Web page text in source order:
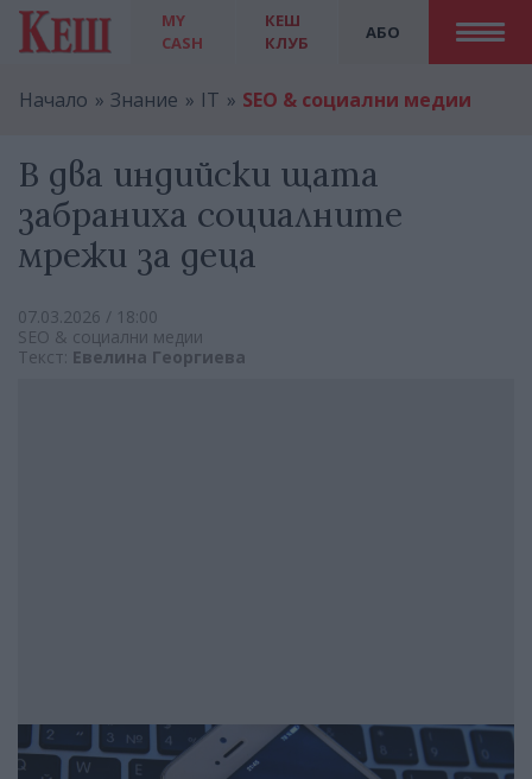
MY
CASH
АБО
КЕШ
КЛУБ
Начало Знание IT SEO & социални медии
В два индийски щата
забраниха социалните
мрежи за деца
07.03.2026 / 18:00
SEO & социални медии
Текст: Евелина Георгиева